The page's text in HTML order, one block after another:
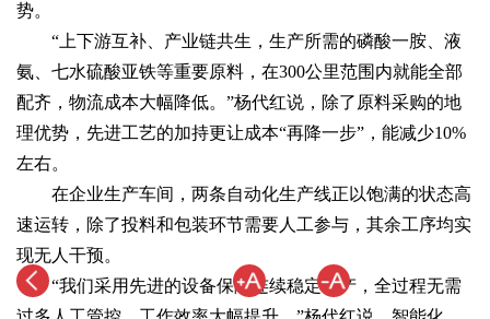
势。
“上下游互补、产业链共生，生产所需的磷酸一胺、液
氨、七水硫酸亚铁等重要原料，在300公里范围内就能全部
配齐，物流成本大幅降低。”杨代红说，除了原料采购的地
理优势，先进工艺的加持更让成本“再降一步”，能减少10%
左右。
在企业生产车间，两条自动化生产线正以饱满的状态高
速运转，除了投料和包装环节需要人工参与，其余工序均实
现无人干预。
“我们采用先进的设备保障连续稳定生产，全过程无需